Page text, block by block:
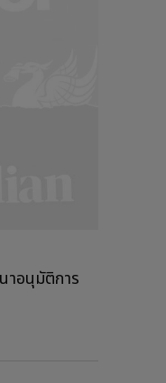
าอนุมัติการ